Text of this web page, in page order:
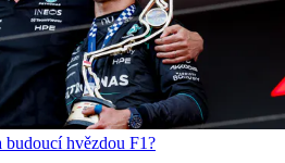
hvězdou F1?